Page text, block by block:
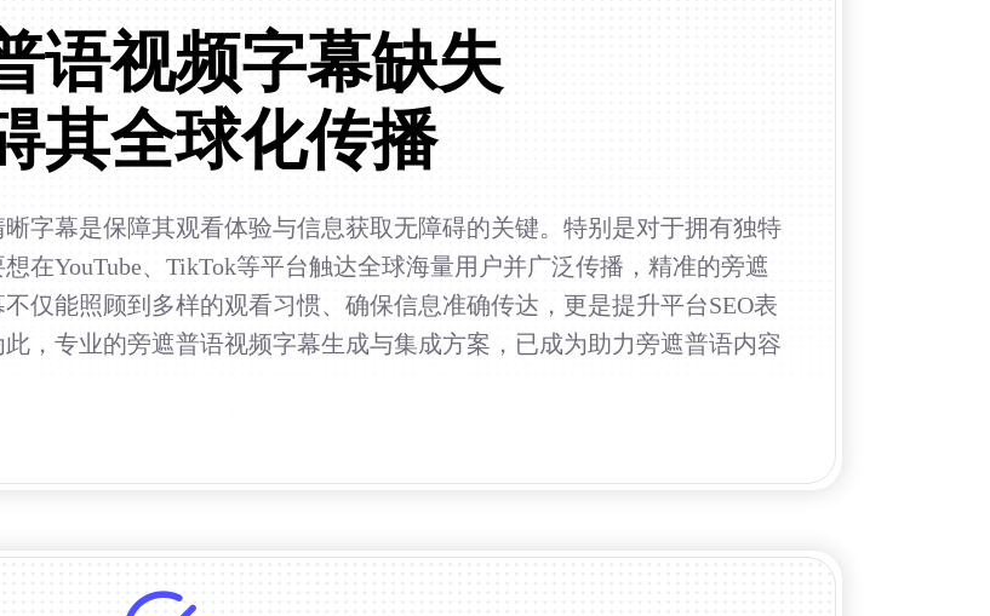
语视频字幕缺失
其全球化传播
字幕是保障其观看体验与信息获取无障碍的关键。特别是对于拥有独特
在YouTube、TikTok等平台触达全球海量用户并广泛传播，精准的旁遮
仅能照顾到多样的观看习惯、确保信息准确传达，更是提升平台SEO表
，专业的旁遮普语视频字幕生成与集成方案，已成为助力旁遮普语内容